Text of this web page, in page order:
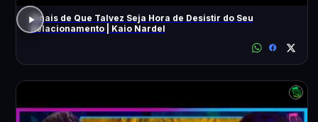
Sinais de Que Talvez Seja Hora de Desistir do Seu
Relacionamento | Kaio Nardel